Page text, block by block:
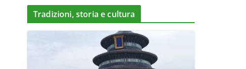
Tradizioni, storia e cultura